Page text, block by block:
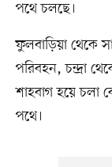
পথে চলছে।
ফুলবাড়িয়া থেকে
পরিবহন, চন্দ্রা
শাহবাগ হয়ে চলা
পথে।